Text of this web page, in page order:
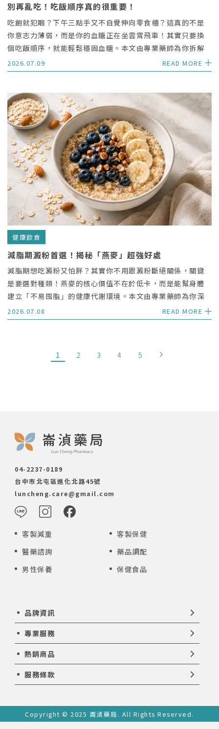
別再亂吃！吃飯順序真的很重要！
吃飽就犯睏？下午三點手又不自覺伸向零食櫃？這真的不是
你意志力薄弱，而是你的血糖正在坐雲霄飛車！其實只要換
個吃飯順序，就能輕鬆穩固血糖。本文由專業藥師為你拆解
不挨餓的降血糖 5 步驟，只要記住五字口訣，不用刻意少吃
也能讓身體代謝維持在最好狀態。
2026.07.09 READ MORE
健康飲食
減脂期澱粉首選！揭秘「燕麥」超強好處
減脂期想吃澱粉又怕胖？其實你不用跟澱粉斷絕關係，關鍵
是要選對種類！燕麥的核心價值不在於低卡，而是能幫身體
建立「不易囤脂」的健康代謝環境。本文由專業藥師為你深
度拆解燕麥適合減脂的 3 大科學原因與 3 個正確吃法，教你
吃對代謝節奏，今年夏天輕鬆找回輕盈感。
2026.07.08 READ MORE
1 2 3 4 5
04-2237-0189
台中市北屯區進化北路45號
luncheng.care@gmail.com
客製減重
客製保健
醫藥諮詢
藥品調配
男性保養
保健食品
品牌資訊
專業服務
熱銷商品
服務條款
Copyright © 2025 崙湞藥局. All Rights Reserved.